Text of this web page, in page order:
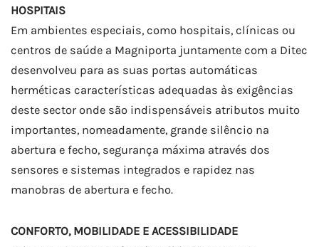
HOSPITAIS
Em ambientes especiais, como hospitais, clínicas ou
centros de saúde a Magniporta juntamente com a Ditec
desenvolveu para as suas portas automáticas
herméticas características adequadas às exigências
deste sector onde são indispensáveis atributos muito
importantes, nomeadamente, grande silêncio na
abertura e fecho, segurança máxima através dos
sensores e sistemas integrados e rapidez nas
manobras de abertura e fecho.
CONFORTO, MOBILIDADE E ACESSIBILIDADE